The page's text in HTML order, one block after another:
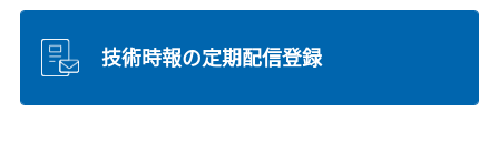
技術時報の定期配信登録